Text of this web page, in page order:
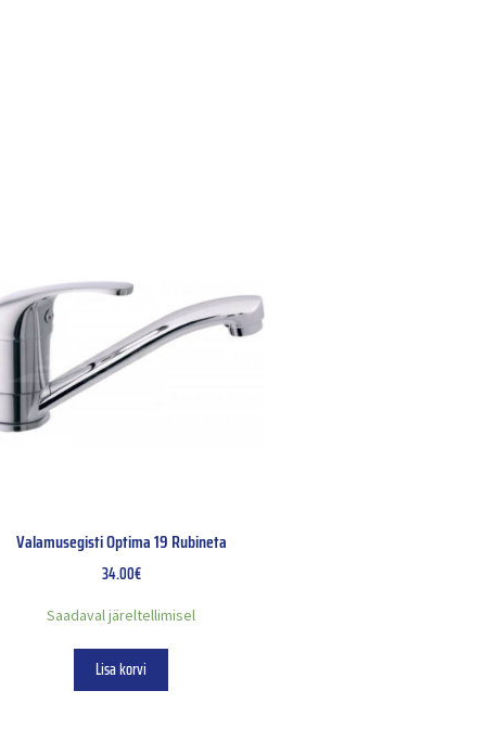
Valamusegisti Optima 19 Rubineta
34.00€
Saadaval järeltellimisel
Lisa korvi